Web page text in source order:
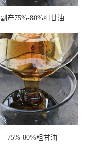
副产75%-80%粗甘油
75%-80%粗甘油